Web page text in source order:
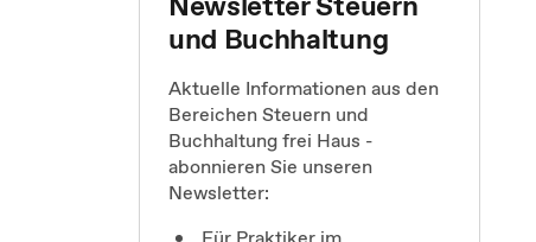
und Buchhaltung
Aktuelle Informationen aus den
Bereichen Steuern und
Buchhaltung frei Haus -
abonnieren Sie unseren
Newsletter: